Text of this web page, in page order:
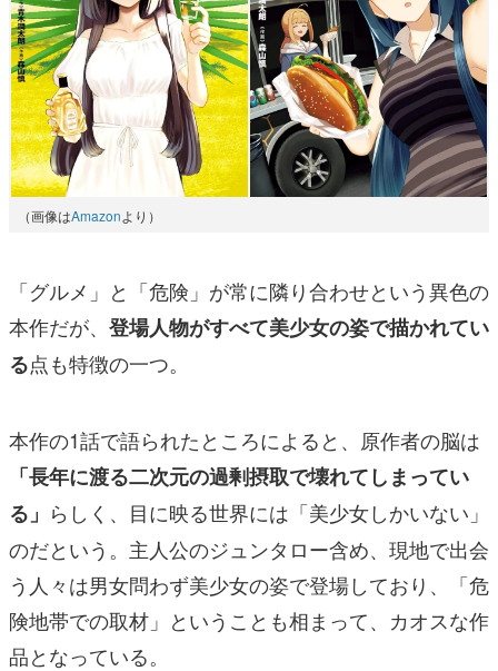
（画像はAmazonより）
「グルメ」と「危険」が常に隣り合わせという異色の
本作だが、 登場人物がすべて美少女の姿で描かれてい
る点も特徴の一つ。
本作の1話で語られたところによると、原作者の脳は
「長年に渡る二次元の過剰摂取で壊れてしまってい
る」 らしく、目に映る世界には「美少女しかいない」
のだという。主人公のジュンタロー含め、現地で出会
う人々は男女問わず美少女の姿で登場しており、「危
険地帯での取材」ということも相まって、カオスな作
品となっている。